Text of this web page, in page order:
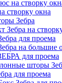
на створку
створку окна
Зебра
Зебра на
для проема
на большие
для проема
шторы
для проема